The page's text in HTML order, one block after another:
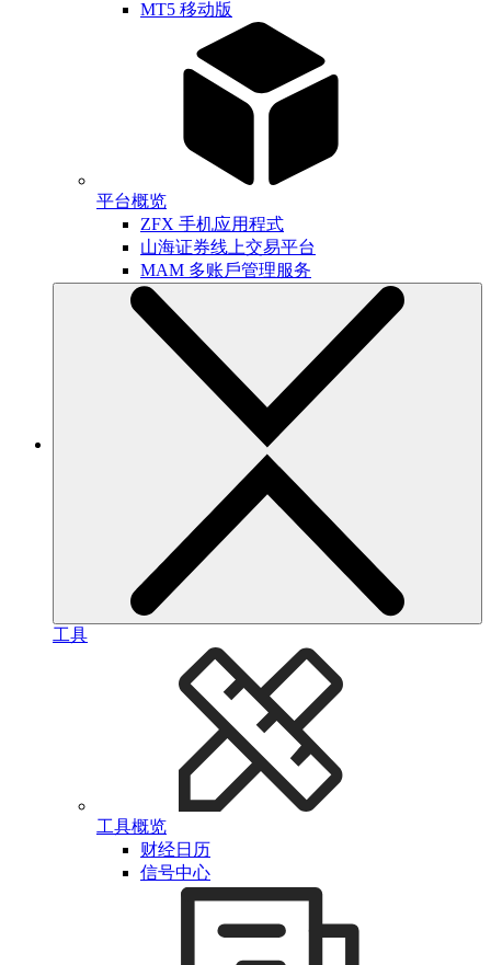
MT5 移动版
平台概览
ZFX 手机应用程式
山海证券线上交易平台
MAM 多账戶管理服务
工具
工具概览
财经日历
信号中心